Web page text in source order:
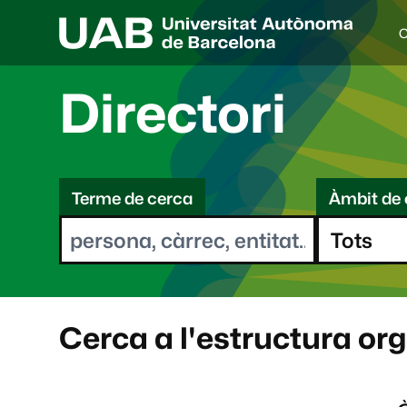
I
d
i
a
e
l
e
o
t
Directori
C
eTerme de cerca Àmbit de
Cerca a l'estructura